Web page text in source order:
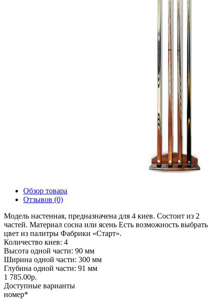
Обзор товара
Отзывов (0)
Модель настенная, предназначена для 4 киев. Состоит из 2
частей. Материал сосна или ясень Есть возможность выбрать
цвет из палитры Фабрики «Старт».
Количество киев: 4
Высота одной части: 90 мм
Ширина одной части: 300 мм
Глубина одной части: 91 мм
1 785.00р.
Доступные варианты
номер*